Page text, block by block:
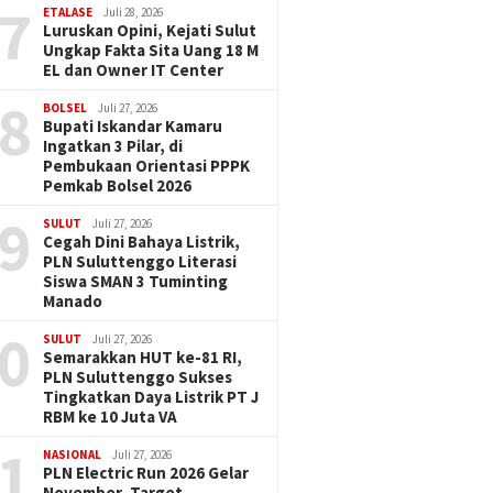
ETALASE Juli 28, 2026
Luruskan Opini, Kejati Sulut
Ungkap Fakta Sita Uang 18 M
EL dan Owner IT Center
BOLSEL Juli 27, 2026
Bupati Iskandar Kamaru
Ingatkan 3 Pilar, di
Pembukaan Orientasi PPPK
Pemkab Bolsel 2026
SULUT Juli 27, 2026
Cegah Dini Bahaya Listrik,
PLN Suluttenggo Literasi
Siswa SMAN 3 Tuminting
Manado
SULUT Juli 27, 2026
Semarakkan HUT ke-81 RI,
PLN Suluttenggo Sukses
Tingkatkan Daya Listrik PT J
RBM ke 10 Juta VA
NASIONAL Juli 27, 2026
PLN Electric Run 2026 Gelar